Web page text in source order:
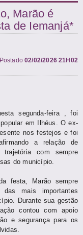
Marão é
de Iemanjá*
Postado02/02/2026 21H02
segunda-feira , foi
em Ilhéus. O ex-
nos festejos e foi
a relação de
com sempre
do município.
festa, Marão sempre
mais importantes
Durante sua gestão
contou com apoio
e segurança para os